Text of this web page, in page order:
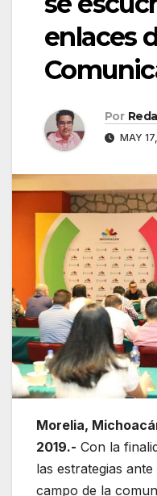
enlaces
Por
MAY
Morelia,
2019.- Con la
las estrategias
campo de la